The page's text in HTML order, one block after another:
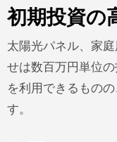
初期投資の
太陽光パネル、家
せは数百万円単位
を利用できるもの
す。